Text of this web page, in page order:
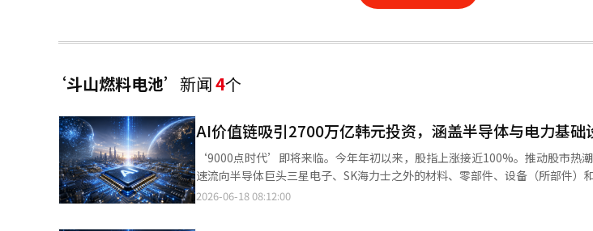
‘斗山燃料电池’ 新闻4个
AI价值链吸引2700万亿韩元投资，涵盖半导体与电力基础
‘9000点时代’即将来临。今年年初以来，股指上涨接近100%。推动股市热
速流向半导体巨头三星电子、SK海力士之外的材料、零部件、设备（所部件）
域。今年年初以来，流入AI价值链的资金已超过2700万亿韩元。即便排除所谓
2026-06-18 08:12:00